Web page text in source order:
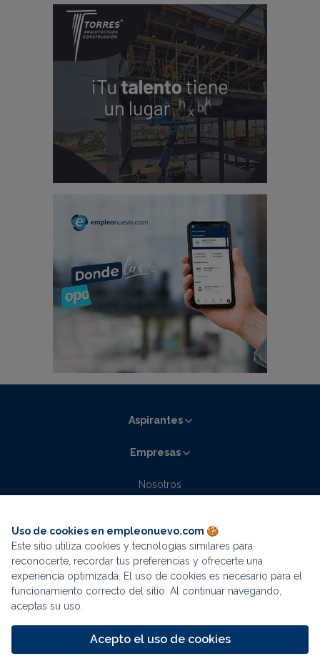
La mejor experiencia de búsqueda está en
nuestra app
Continuar en navegador
Aspirantes
Empresas
Nosotros
Blog empleonuevo.com
Aviso de privacidad
Mapa del sitio
Uso de cookies en empleonuevo.com 🍪
Este sitio utiliza cookies y tecnologías similares para
reconocerte, recordar tus preferencias y ofrecerte una
experiencia optimizada. El uso de cookies es necesario para el
funcionamiento correcto del sitio. Al continuar navegando,
aceptas su uso.
Acepto el uso de cookies